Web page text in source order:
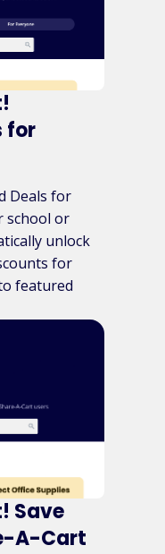
for
Deals for
school or
unlock
for
featured
Save
A-Cart